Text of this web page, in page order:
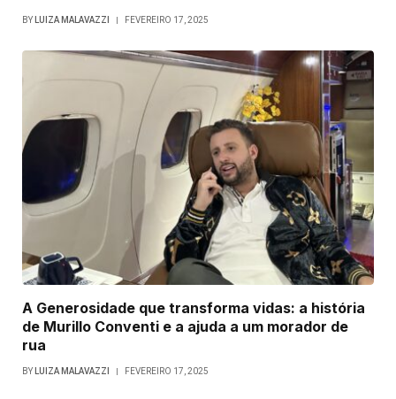
BY LUIZA MALAVAZZI FEVEREIRO 17, 2025
A Generosidade que transforma vidas: a história
de Murillo Conventi e a ajuda a um morador de
rua
BY LUIZA MALAVAZZI FEVEREIRO 17, 2025